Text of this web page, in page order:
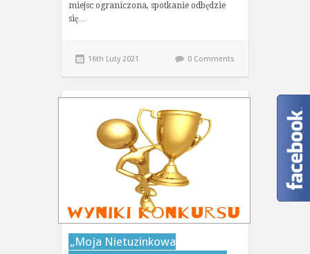
miejsc ograniczona, spotkanie odbędzie
się…
16th Luty 2021 0 Comments
„Moja Nietuzinkowa